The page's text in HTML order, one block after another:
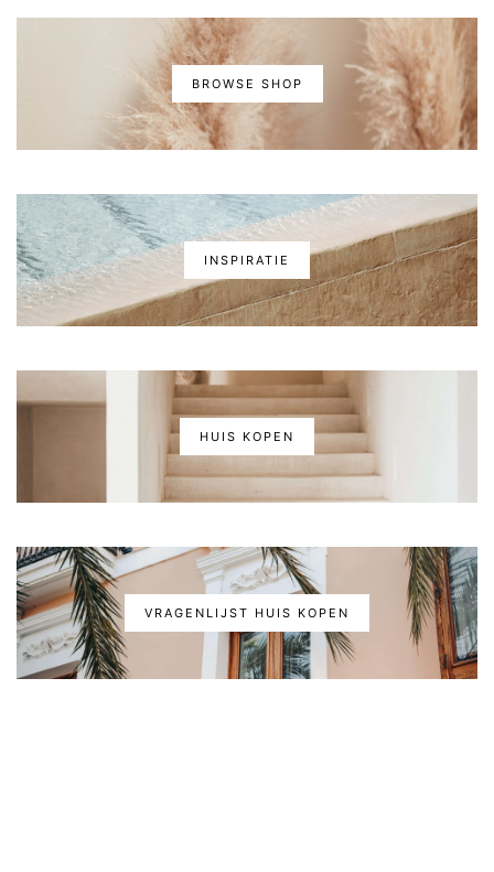
BROWSE SHOP
INSPIRATIE
HUIS KOPEN
VRAGENLIJST HUIS KOPEN